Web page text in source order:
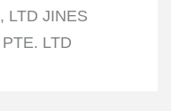
LTD JINES
LTD